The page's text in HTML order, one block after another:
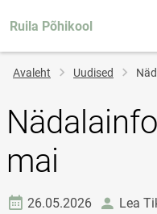
Ruila Põhikool
Jälglink
Avaleht Uudised
mai
Loomise kuupäev
26.05.2026 autorLea